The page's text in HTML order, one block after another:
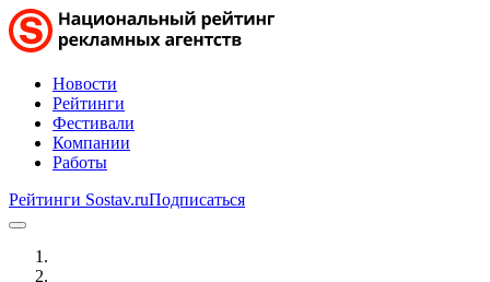
Новости
Рейтинги
Фестивали
Компании
Работы
Рейтинги Sostav.ruПодписаться